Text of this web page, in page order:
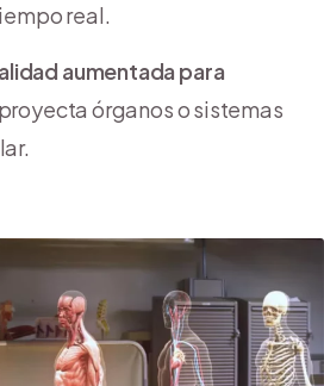
real.
aumentada para
órganos o sistemas